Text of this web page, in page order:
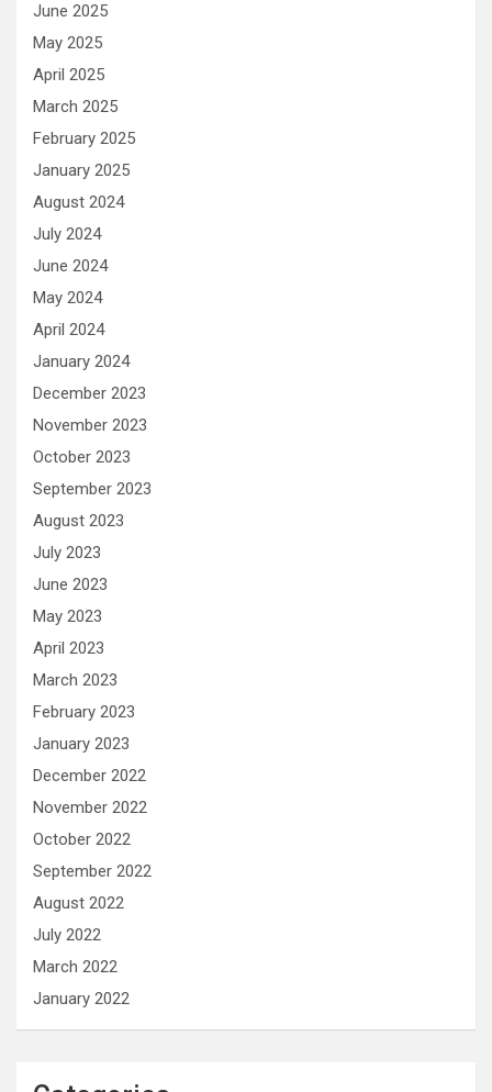
June 2025
May 2025
April 2025
March 2025
February 2025
January 2025
August 2024
July 2024
June 2024
May 2024
April 2024
January 2024
December 2023
November 2023
October 2023
September 2023
August 2023
July 2023
June 2023
May 2023
April 2023
March 2023
February 2023
January 2023
December 2022
November 2022
October 2022
September 2022
August 2022
July 2022
March 2022
January 2022